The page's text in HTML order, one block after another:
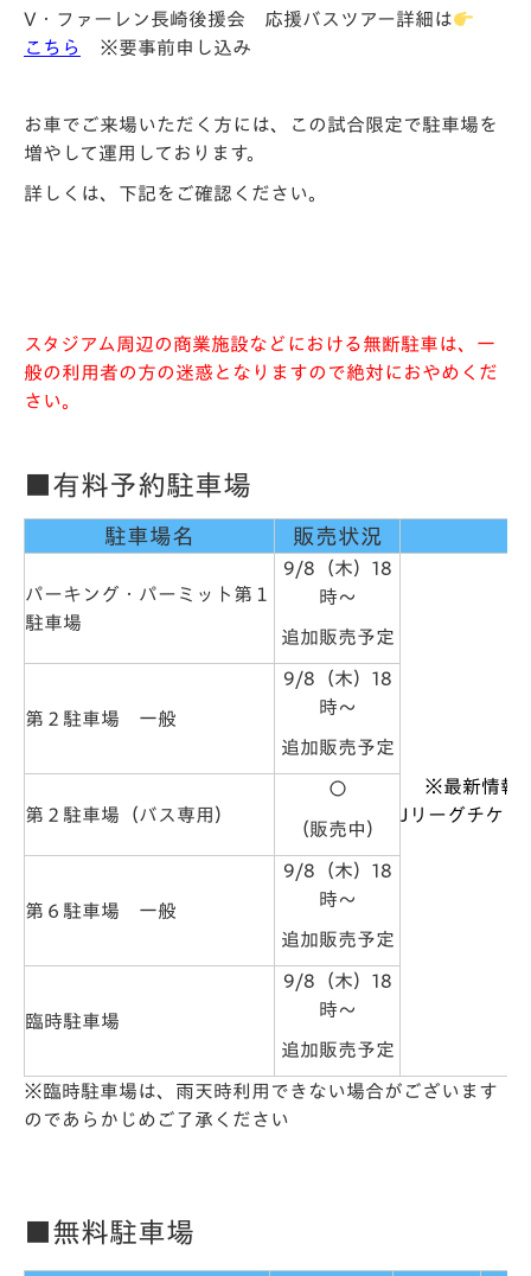
V・ファーレン長崎後援会 応援バスツアー詳細は
こちら
※要事前申し込み
お車でご来場いただく方には、この試合限定で駐車場を
増やして運用しております。
詳しくは、下記をご確認ください。
スタジアム周辺の商業施設などにおける無断駐車は、一
般の利用者の方の迷惑となりますので絶対におやめくだ
さい。
■有料予約駐車場
駐車場名 販売状況
パーキング・パーミット第１
駐車場
9/8（木）18
時～
追加販売予定
※最新情報
Jリーグチケッ
第２駐車場 一般
9/8（木）18
時～
追加販売予定
第２駐車場（バス専用）
〇
（販売中）
第６駐車場 一般
9/8（木）18
時～
追加販売予定
臨時駐車場
9/8（木）18
時～
追加販売予定
※臨時駐車場は、雨天時利用できない場合がございます
のであらかじめご了承ください
■無料駐車場